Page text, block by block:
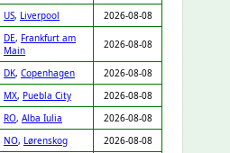
US, Liverpool
2026-08-08
DE, Frankfurt am
Main
2026-08-08
DK, Copenhagen
2026-08-08
MX, Puebla City
2026-08-08
RO, Alba Iulia
2026-08-08
NO, Lørenskog
2026-08-08